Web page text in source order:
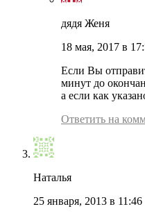
дядя Женя
18 мая, 2017 в
Если Вы
минут до
а если как
Ответить на
Наталья
25 января, 2013 в 11:46